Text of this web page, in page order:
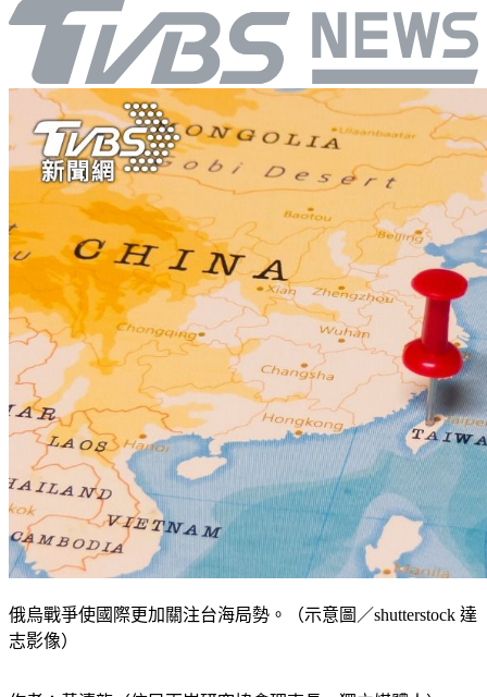
俄烏戰爭使國際更加關注台海局勢。（示意圖／shutterstock 達
志影像）